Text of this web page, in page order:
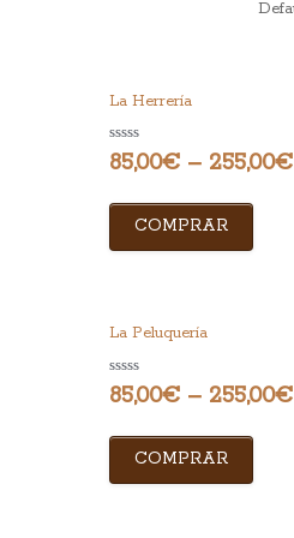
La Herrería
Rated
0
5
85,00€ – 255,00€
COMPRAR
La Peluquería
Rated
0
5
85,00€ – 255,00€
COMPRAR